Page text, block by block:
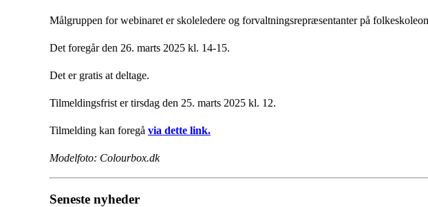
Målgruppen for webinaret er skoleledere og forvaltningsrepræsentanter på
Det foregår den 26. marts 2025 kl. 14-15.
Det er gratis at deltage.
Tilmeldingsfrist er tirsdag den 25. marts 2025 kl. 12.
Tilmelding kan foregå via dette link.
Modelfoto: Colourbox.dk
Seneste nyheder